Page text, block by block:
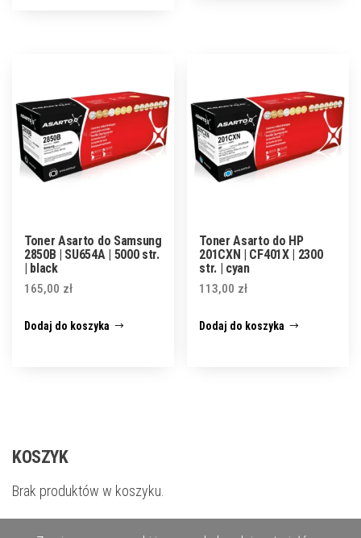
Toner Asarto do Samsung
2850B | SU654A | 5000 str.
| black
165,00 zł
Dodaj do koszyka
Toner Asarto do HP
201CXN | CF401X | 2300
str. | cyan
113,00 zł
Dodaj do koszyka
KOSZYK
Brak produktów w koszyku.